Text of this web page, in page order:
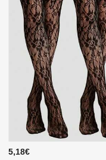
5,18€